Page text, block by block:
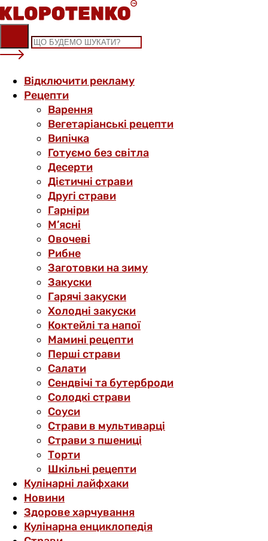
Skip
to
content
Відключити рекламу
Рецепти
Варення
Вегетаріанські рецепти
Випічка
Готуємо без світла
Десерти
Дієтичні страви
Другі страви
Гарніри
М’ясні
Овочеві
Рибне
Заготовки на зиму
Закуски
Гарячі закуски
Холодні закуски
Коктейлі та напої
Мамині рецепти
Перші страви
Салати
Сендвічі та бутерброди
Солодкі страви
Соуси
Страви в мультиварці
Страви з пшениці
Торти
Шкільні рецепти
Кулінарні лайфхаки
Новини
Здорове харчування
Кулінарна енциклопедія